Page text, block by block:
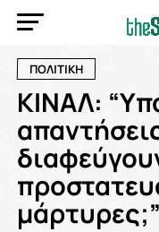
ΠΟΛΙΤΙΚΗ
ΚΙΝΑΛ:
μάρτυρες;”